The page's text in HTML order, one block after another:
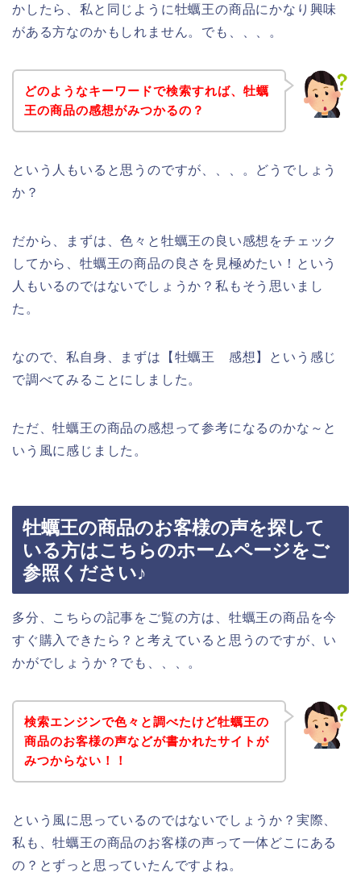
かしたら、私と同じように牡蠣王の商品にかなり興味
がある方なのかもしれません。でも、、、。
どのようなキーワードで検索すれば、牡蠣
王の商品の感想がみつかるの？
という人もいると思うのですが、、、。どうでしょう
か？
だから、まずは、色々と牡蠣王の良い感想をチェック
してから、牡蠣王の商品の良さを見極めたい！という
人もいるのではないでしょうか？私もそう思いまし
た。
なので、私自身、まずは【牡蠣王 感想】という感じ
で調べてみることにしました。
ただ、牡蠣王の商品の感想って参考になるのかな～と
いう風に感じました。
牡蠣王の商品のお客様の声を探して
いる方はこちらのホームページをご
参照ください♪
多分、こちらの記事をご覧の方は、牡蠣王の商品を今
すぐ購入できたら？と考えていると思うのですが、い
かがでしょうか？でも、、、。
検索エンジンで色々と調べたけど牡蠣王の
商品のお客様の声などが書かれたサイトが
みつからない！！
という風に思っているのではないでしょうか？実際、
私も、牡蠣王の商品のお客様の声って一体どこにある
の？とずっと思っていたんですよね。